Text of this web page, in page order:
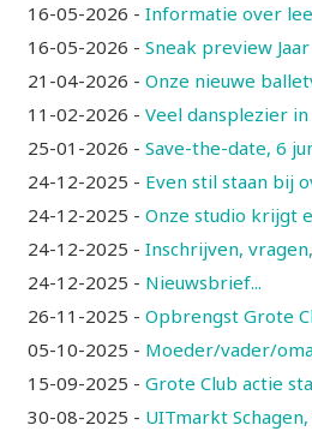
16-05-2026 - Informatie over
16-05-2026 - Sneak preview
21-04-2026 - Onze nieuwe
11-02-2026 - Veel dansplezier
25-01-2026 - Save-the-date, 6
24-12-2025 - Even stil staan bij
24-12-2025 - Onze studio krijgt
24-12-2025 - Inschrijven,
24-12-2025 - Nieuwsbrief...
26-11-2025 - Opbrengst Grote
05-10-2025 - Moeder/vader/
15-09-2025 - Grote Club actie
30-08-2025 - UITmarkt